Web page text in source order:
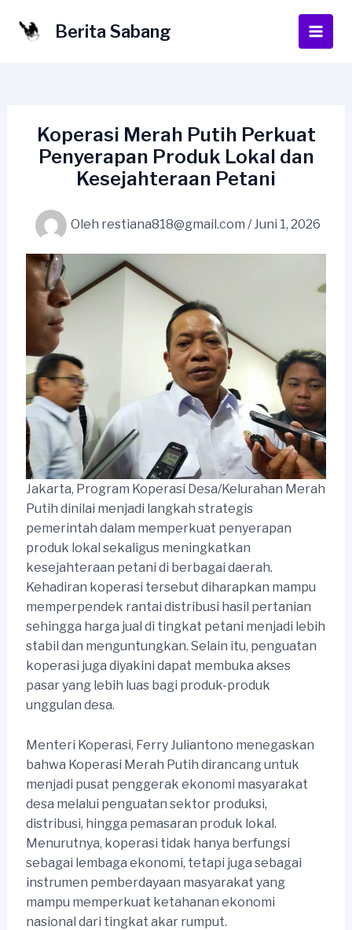
Berita Sabang
Main
Koperasi Merah Putih Perkuat
Penyerapan Produk Lokal dan
Kesejahteraan Petani
Oleh restiana818@gmail.com /Juni 1, 2026
Jakarta, Program Koperasi Desa/Kelurahan Merah
Putih dinilai menjadi langkah strategis
pemerintah dalam memperkuat penyerapan
produk lokal sekaligus meningkatkan
kesejahteraan petani di berbagai daerah.
Kehadiran koperasi tersebut diharapkan mampu
memperpendek rantai distribusi hasil pertanian
sehingga harga jual di tingkat petani menjadi lebih
stabil dan menguntungkan. Selain itu, penguatan
koperasi juga diyakini dapat membuka akses
pasar yang lebih luas bagi produk-produk
unggulan desa.
Menteri Koperasi, Ferry Juliantono menegaskan
bahwa Koperasi Merah Putih dirancang untuk
menjadi pusat penggerak ekonomi masyarakat
desa melalui penguatan sektor produksi,
distribusi, hingga pemasaran produk lokal.
Menurutnya, koperasi tidak hanya berfungsi
sebagai lembaga ekonomi, tetapi juga sebagai
instrumen pemberdayaan masyarakat yang
mampu memperkuat ketahanan ekonomi
nasional dari tingkat akar rumput.